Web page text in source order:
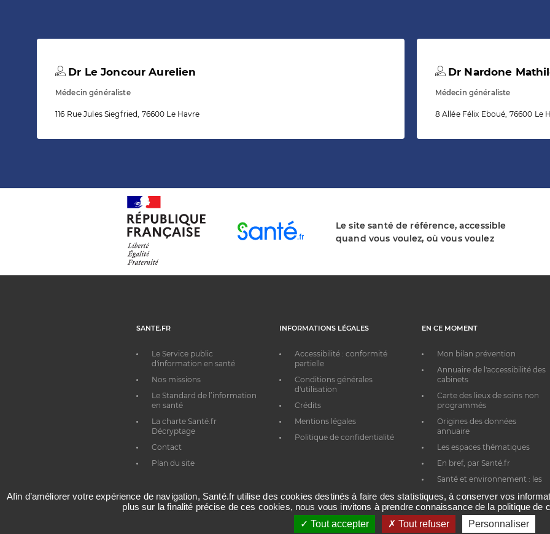
Dr Le Joncour Aurelien
Médecin généraliste
116 Rue Jules Siegfried, 76600 Le Havre
Dr Nardone
Médecin généraliste
8 Allée Félix Eboué, 76600 Le
Le site santé de référence, accessible
quand vous voulez, où vous voulez
SANTE.FR
Le Service public
d'information en santé
Nos missions
Le Standard de l’information
en santé
La charte Santé.fr
Décryptage
Contact
Plan du site
INFORMATIONS LÉGALES
Accessibilité : conformité
partielle
Conditions générales
d'utilisation
Crédits
Mentions légales
Politique de confidentialité
EN CE MOMENT
Mon bilan prévention
Annuaire de l'accessibilité des
cabinets
Carte des lieux de soins non
programmés
Origines des données
annuaire
Les espaces thématiques
En bref, par Santé.fr
Santé et environnement : les
Afin d’améliorer votre expérience de navigation, Santé.fr utilise des cookies destinés à faire des statistiques, à conserver vos
plus sur la finalité précise de ces cookies, nous vous invitons à prendre connaissance de la politique de
Tout accepter
Tout refuser Personnaliser